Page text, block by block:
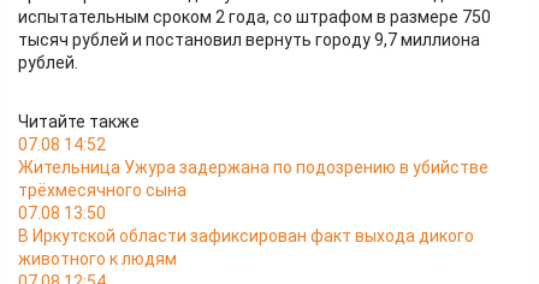
испытательным сроком 2 года, со штрафом в размере 750
тысяч рублей и постановил вернуть городу 9,7 миллиона
рублей.
Читайте также
07.08 14:52
Жительница Ужура задержана по подозрению в убийстве
трёхмесячного сына
07.08 13:50
В Иркутской области зафиксирован факт выхода дикого
животного к людям